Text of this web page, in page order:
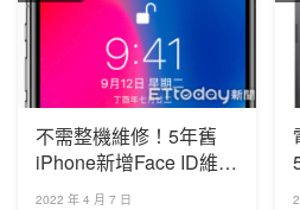
不需整機維修！5年舊
iPhone新增Face ID維修
服務
2022 年 4 月 7 日